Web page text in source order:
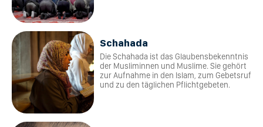
Schahada
Die Schahada ist das Glaubensbekenntnis
der Musliminnen und Muslime. Sie gehört
zur Aufnahme in den Islam, zum Gebetsruf
und zu den täglichen Pflichtgebeten.